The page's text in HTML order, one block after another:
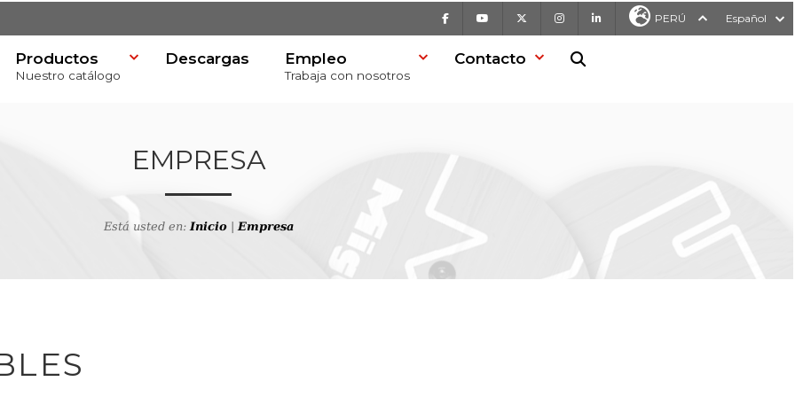
Facebook Youtube InstagramLinkedIn PERÚ Español
Productos
Nuestro catálogo
Descargas Empleo
Trabaja con nosotros
Contacto
EMPRESA
Está usted en:Inicio |Empresa